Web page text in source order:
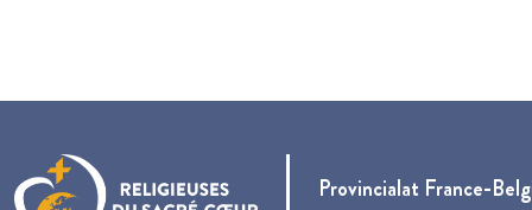
Provincialat France-